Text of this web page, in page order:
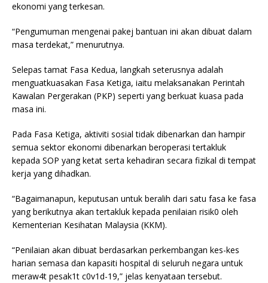
ekonomi yang terkesan.
“Pengumuman mengenai pakej bantuan ini akan dibuat dalam
masa terdekat,” menurutnya.
Selepas tamat Fasa Kedua, langkah seterusnya adalah
menguatkuasakan Fasa Ketiga, iaitu melaksanakan Perintah
Kawalan Pergerakan (PKP) seperti yang berkuat kuasa pada
masa ini.
Pada Fasa Ketiga, aktiviti sosial tidak dibenarkan dan hampir
semua sektor ekonomi dibenarkan beroperasi tertakluk
kepada SOP yang ketat serta kehadiran secara fizikal di tempat
kerja yang dihadkan.
“Bagaimanapun, keputusan untuk beralih dari satu fasa ke fasa
yang berikutnya akan tertakluk kepada penilaian risik0 oleh
Kementerian Kesihatan Malaysia (KKM).
“Penilaian akan dibuat berdasarkan perkembangan kes-kes
harian semasa dan kapasiti hospital di seluruh negara untuk
meraw4t pesak1t c0v1d-19,” jelas kenyataan tersebut.